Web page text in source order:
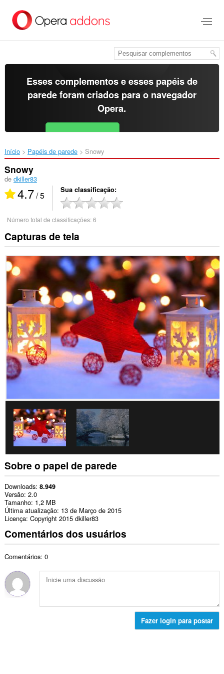
para
Esses complementos e esses papéis de
parede foram criados para o navegador
Opera.
Baixar o Opera Free for Android
Início Papéis de parede Snowy‎
Snowy
de dkiller83
4.7/ 5 Sua classificação
Número total de classificações:6
Capturas de tela
Sobre o papel de parede
Downloads 8.949
Versão 2.0
Tamanho 1,2 MB
Última atualização 13 de Março de 2015
Licença Copyright 2015 dkiller83
Comentários dos usuários
Comentários: 0
Fazer login para postar